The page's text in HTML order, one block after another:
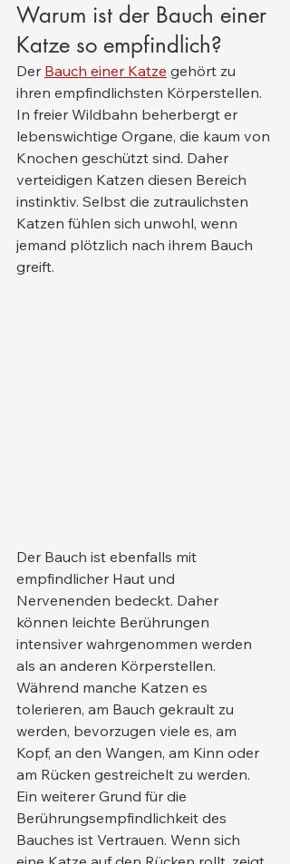
Warum ist der Bauch einer
Katze so empfindlich?
Der Bauch einer Katze gehört zu
ihren empfindlichsten Körperstellen.
In freier Wildbahn beherbergt er
lebenswichtige Organe, die kaum von
Knochen geschützt sind. Daher
verteidigen Katzen diesen Bereich
instinktiv. Selbst die zutraulichsten
Katzen fühlen sich unwohl, wenn
jemand plötzlich nach ihrem Bauch
greift.
Der Bauch ist ebenfalls mit
empfindlicher Haut und
Nervenenden bedeckt. Daher
können leichte Berührungen
intensiver wahrgenommen werden
als an anderen Körperstellen.
Während manche Katzen es
tolerieren, am Bauch gekrault zu
werden, bevorzugen viele es, am
Kopf, an den Wangen, am Kinn oder
am Rücken gestreichelt zu werden.
Ein weiterer Grund für die
Berührungsempfindlichkeit des
Bauches ist Vertrauen. Wenn sich